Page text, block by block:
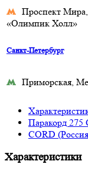
Проспект
«Олимпик Холл»
Санкт-Петербург
Приморская,
Паракорд 275
CORD
Характеристики